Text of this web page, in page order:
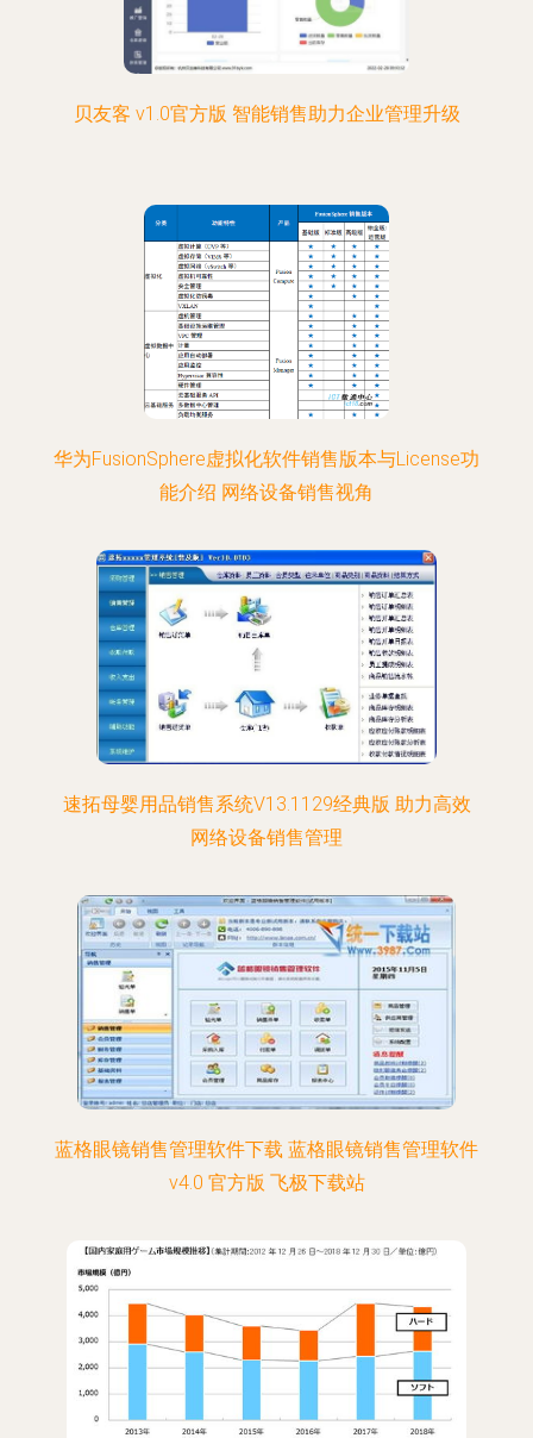
贝友客 v1.0官方版 智能销售助力企业管理升级
华为FusionSphere虚拟化软件销售版本与License功
能介绍 网络设备销售视角
速拓母婴用品销售系统V13.1129经典版 助力高效
网络设备销售管理
蓝格眼镜销售管理软件下载 蓝格眼镜销售管理软件
v4.0 官方版 飞极下载站